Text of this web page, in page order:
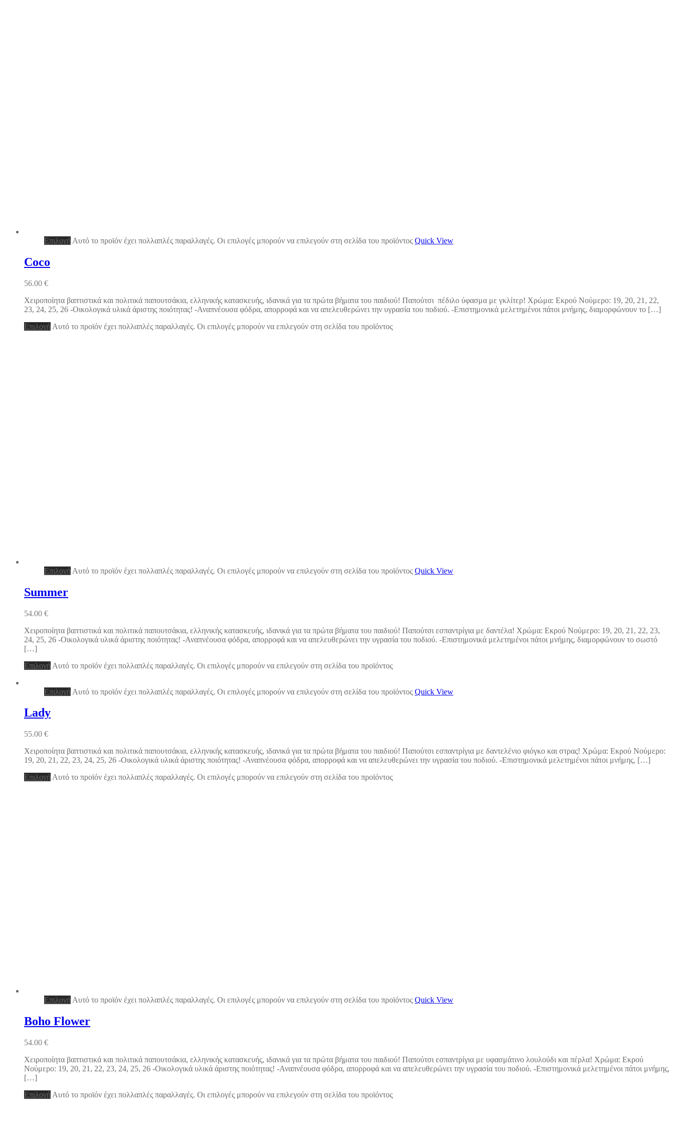
Επιλογή Αυτό το προϊόν έχει πολλαπλές παραλλαγές. Οι επιλογές μπορούν να επιλεγούν στη σελίδα του προϊόντος Quick View
Coco
56.00 €
Χειροποίητα βαπτιστικά και πολιτικά παπουτσάκια, ελληνικής κατασκευής, ιδανικά για τα πρώτα βήματα του παιδιού! Παπούτσι πέδιλο ύφασμα με γκλίτερ! Χρώμα: Εκρού Νούμερο: 19, 20, 21, 22,
23, 24, 25, 26 -Οικολογικά υλικά άριστης ποιότητας! -Αναπνέουσα φόδρα, απορροφά και να απελευθερώνει την υγρασία του ποδιού. -Επιστημονικά μελετημένοι πάτοι μνήμης, διαμορφώνουν το […]
Επιλογή Αυτό το προϊόν έχει πολλαπλές παραλλαγές. Οι επιλογές μπορούν να επιλεγούν στη σελίδα του προϊόντος
Επιλογή Αυτό το προϊόν έχει πολλαπλές παραλλαγές. Οι επιλογές μπορούν να επιλεγούν στη σελίδα του προϊόντος Quick View
Summer
54.00 €
Χειροποίητα βαπτιστικά και πολιτικά παπουτσάκια, ελληνικής κατασκευής, ιδανικά για τα πρώτα βήματα του παιδιού! Παπούτσι εσπαντρίγια με δαντέλα! Χρώμα: Εκρού Νούμερο: 19, 20, 21, 22, 23,
24, 25, 26 -Οικολογικά υλικά άριστης ποιότητας! -Αναπνέουσα φόδρα, απορροφά και να απελευθερώνει την υγρασία του ποδιού. -Επιστημονικά μελετημένοι πάτοι μνήμης, διαμορφώνουν το σωστό
[…]
Επιλογή Αυτό το προϊόν έχει πολλαπλές παραλλαγές. Οι επιλογές μπορούν να επιλεγούν στη σελίδα του προϊόντος
Επιλογή Αυτό το προϊόν έχει πολλαπλές παραλλαγές. Οι επιλογές μπορούν να επιλεγούν στη σελίδα του προϊόντος Quick View
Lady
55.00 €
Χειροποίητα βαπτιστικά και πολιτικά παπουτσάκια, ελληνικής κατασκευής, ιδανικά για τα πρώτα βήματα του παιδιού! Παπούτσι εσπαντρίγια με δαντελένιο φιόγκο και στρας! Χρώμα: Εκρού Νούμερο:
19, 20, 21, 22, 23, 24, 25, 26 -Οικολογικά υλικά άριστης ποιότητας! -Αναπνέουσα φόδρα, απορροφά και να απελευθερώνει την υγρασία του ποδιού. -Επιστημονικά μελετημένοι πάτοι μνήμης, […]
Επιλογή Αυτό το προϊόν έχει πολλαπλές παραλλαγές. Οι επιλογές μπορούν να επιλεγούν στη σελίδα του προϊόντος
Επιλογή Αυτό το προϊόν έχει πολλαπλές παραλλαγές. Οι επιλογές μπορούν να επιλεγούν στη σελίδα του προϊόντος Quick View
Boho Flower
54.00 €
Χειροποίητα βαπτιστικά και πολιτικά παπουτσάκια, ελληνικής κατασκευής, ιδανικά για τα πρώτα βήματα του παιδιού! Παπούτσι εσπαντρίγια με υφασμάτινo λουλούδι και πέρλα! Χρώμα: Εκρού
Νούμερο: 19, 20, 21, 22, 23, 24, 25, 26 -Οικολογικά υλικά άριστης ποιότητας! -Αναπνέουσα φόδρα, απορροφά και να απελευθερώνει την υγρασία του ποδιού. -Επιστημονικά μελετημένοι πάτοι μνήμης,
[…]
Επιλογή Αυτό το προϊόν έχει πολλαπλές παραλλαγές. Οι επιλογές μπορούν να επιλεγούν στη σελίδα του προϊόντος